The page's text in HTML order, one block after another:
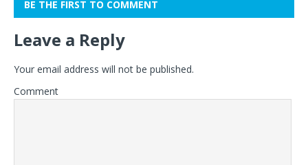
BE THE FIRST TO COMMENT
Leave a Reply
Your email address will not be published.
Comment